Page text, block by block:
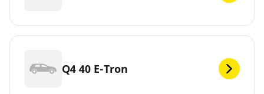
Q4 40 E-Tron